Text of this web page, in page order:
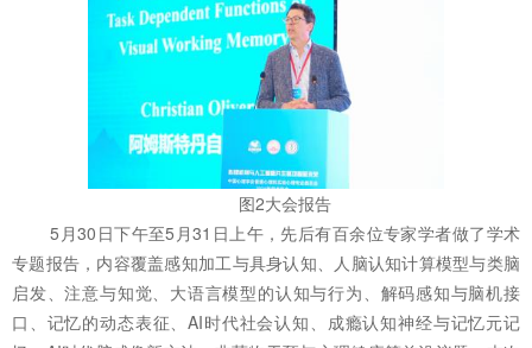
图2大会报告
5月30日下午至5月31日上午，先后有百余位专家学者做了学术
专题报告，内容覆盖感知加工与具身认知、人脑认知计算模型与类脑
启发、注意与知觉、大语言模型的认知与行为、解码感知与脑机接
口、记忆的动态表征、AI时代社会认知、成瘾认知神经与记忆元记